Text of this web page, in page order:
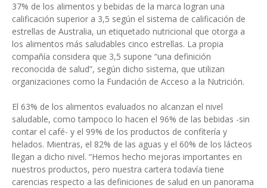
37% de los alimentos y bebidas de la marca logran una
calificación superior a 3,5 según el sistema de calificación de
estrellas de Australia, un etiquetado nutricional que otorga a
los alimentos más saludables cinco estrellas. La propia
compañía considera que 3,5 supone “una definición
reconocida de salud”, según dicho sistema, que utilizan
organizaciones como la Fundación de Acceso a la Nutrición.
El 63% de los alimentos evaluados no alcanzan el nivel
saludable, como tampoco lo hacen el 96% de las bebidas -sin
contar el café- y el 99% de los productos de confitería y
helados. Mientras, el 82% de las aguas y el 60% de los lácteos
llegan a dicho nivel. “Hemos hecho mejoras importantes en
nuestros productos, pero nuestra cartera todavía tiene
carencias respecto a las definiciones de salud en un panorama